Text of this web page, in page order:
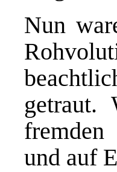
Nun
getraut.
und auf